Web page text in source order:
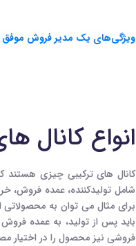
ویژگی‌های یک مدیر فروش
انواع کانال
کانال های ترکیبی چیزی هستند
شامل تولیدکننده، عمده فروش،
برای مثال می توان به محصولاتی
باید پس از تولید، به عمده
فروشی نیز محصول را در اختیار